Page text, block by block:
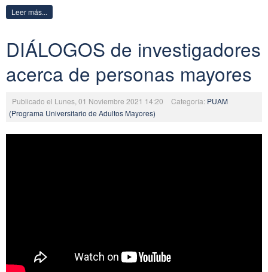
Leer más...
DIÁLOGOS de investigadores
acerca de personas mayores
Publicado el Lunes, 01 Noviembre 2021 14:20 Categoría: PUAM
(Programa Universitario de Adultos Mayores)